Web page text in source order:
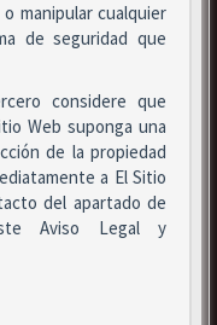
manipular cualquier
de seguridad que
considere que
Web suponga una
de la propiedad
a El Sitio
del apartado de
Aviso Legal y